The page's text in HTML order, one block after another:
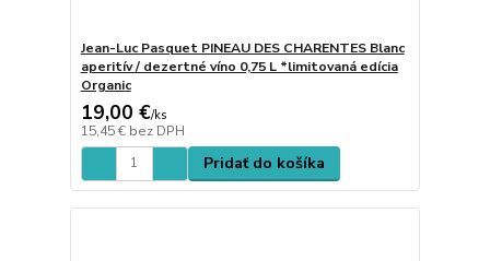
Jean-Luc Pasquet PINEAU DES CHARENTES Blanc
aperitív / dezertné víno 0,75 L *limitovaná edícia
Organic
19,00 €/ks
15,45 € bez DPH
Pridať do košíka